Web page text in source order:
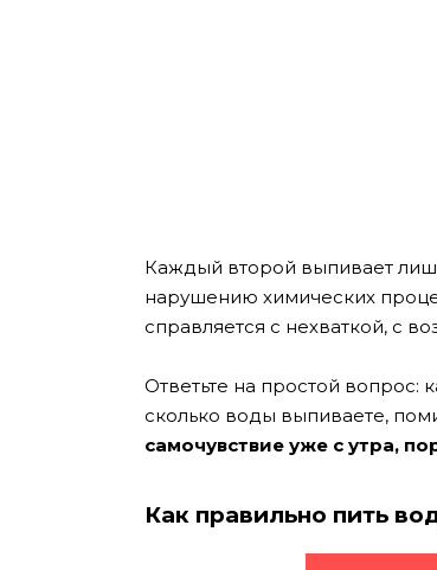
Каждый второй выпивает
нарушению химических
справляется с нехваткой, с
Ответьте на простой вопрос:
сколько воды выпиваете,
самочувствие уже с утра,
Как правильно пить